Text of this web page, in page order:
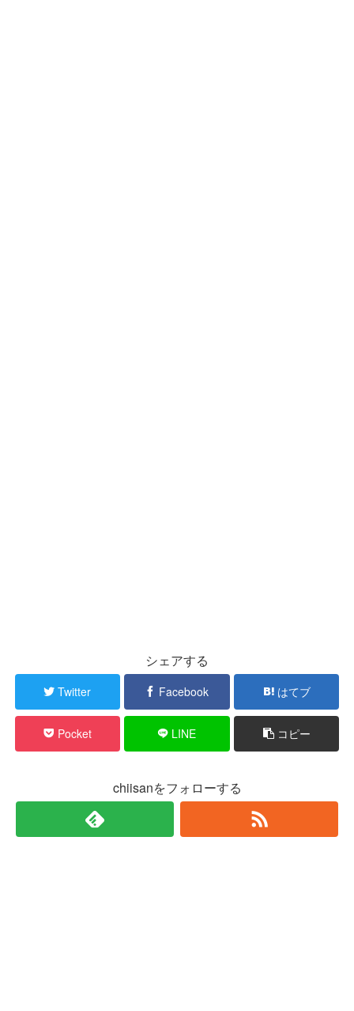
シェアする
Twitter Facebook はてブ
Pocket LINE コピー
chiisanをフォローする